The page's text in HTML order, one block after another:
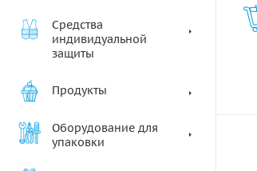
Средства
индивидуальной
защиты
Продукты
Оборудование для
упаковки